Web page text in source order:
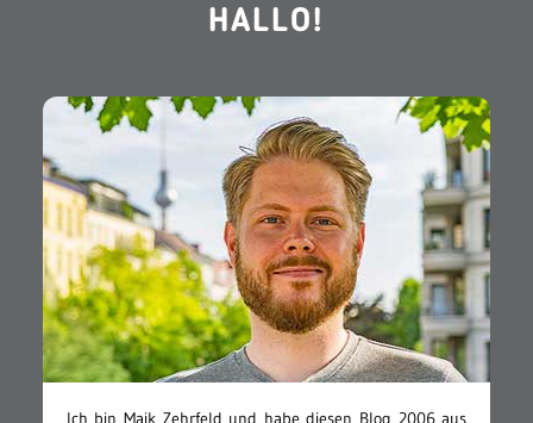
HALLO!
Ich bin Maik Zehrfeld und habe diesen Blog 2006 aus